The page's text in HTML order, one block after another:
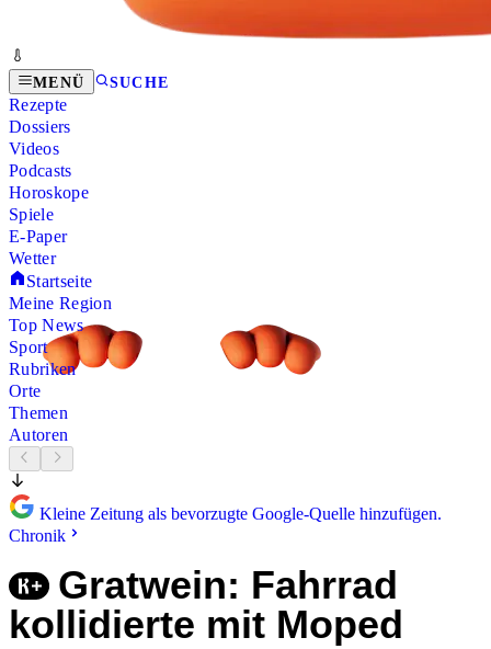
MENÜ SUCHE
Rezepte
Dossiers
Videos
Podcasts
Horoskope
Spiele
E-Paper
Wetter
Startseite
Meine Region
Top News
Sport
Rubriken
Orte
Themen
Autoren
Kleine Zeitung als bevorzugte Google-Quelle hinzufügen.
Chronik
Gratwein: Fahrrad
kollidierte mit Moped